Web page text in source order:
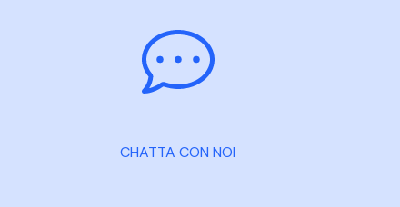
CHATTA CON NOI